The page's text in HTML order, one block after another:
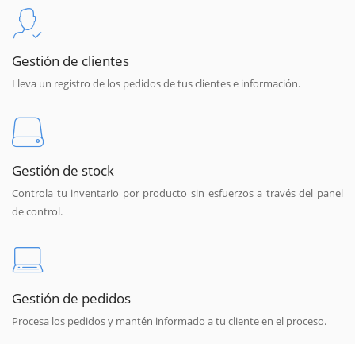
Gestión de clientes
Lleva un registro de los pedidos de tus clientes e información.
Gestión de stock
Controla tu inventario por producto sin esfuerzos a través del panel
de control.
Gestión de pedidos
Procesa los pedidos y mantén informado a tu cliente en el proceso.